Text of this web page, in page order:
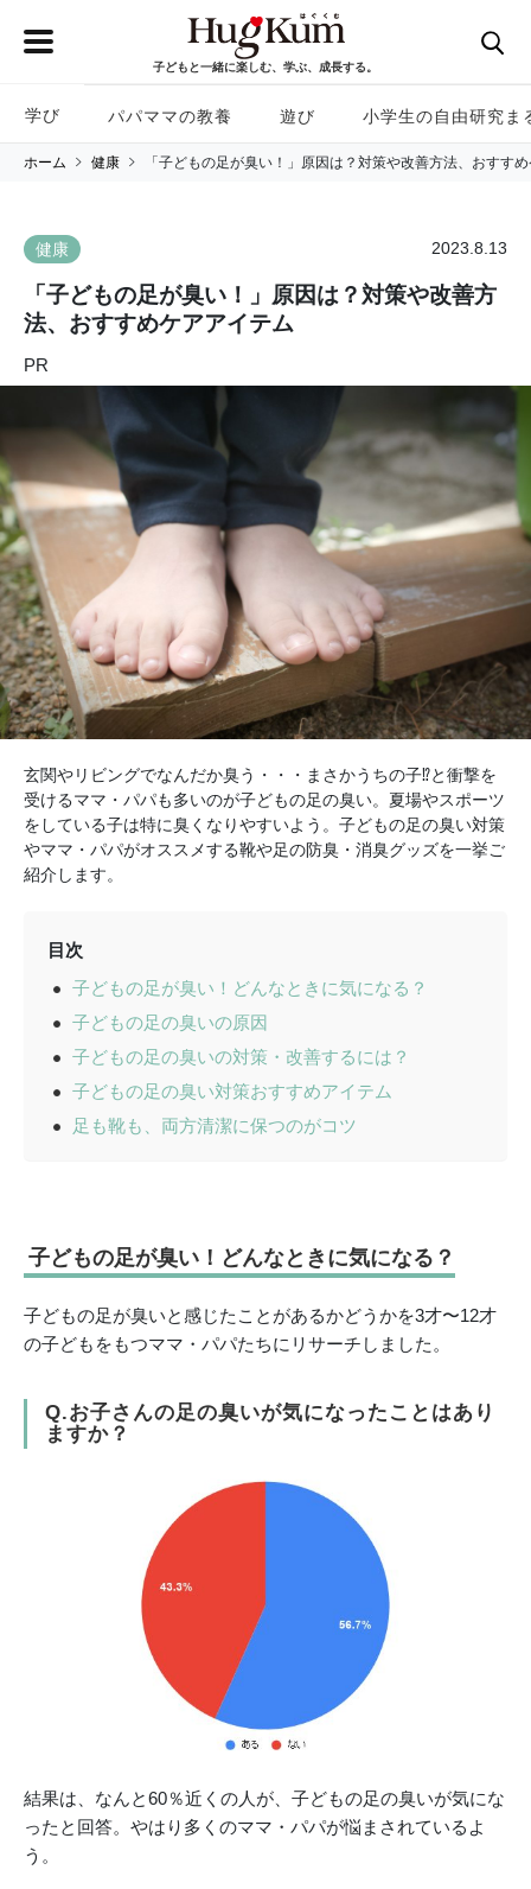
子どもと一緒に楽しむ、学ぶ、成長する。
学び パパママの教養 遊び 小学生の自由研究ま
ホーム 健康 「子どもの足が臭い！」原因は？対策や改善方法、おすす
健康 2023.8.13
「子どもの足が臭い！」原因は？対策や改善方
法、おすすめケアアイテム
PR
玄関やリビングでなんだか臭う・・・まさかうちの子⁉と衝撃を
受けるママ・パパも多いのが子どもの足の臭い。夏場やスポーツ
をしている子は特に臭くなりやすいよう。子どもの足の臭い対策
やママ・パパがオススメする靴や足の防臭・消臭グッズを一挙ご
紹介します。
目次
子どもの足が臭い！どんなときに気になる？
子どもの足の臭いの原因
子どもの足の臭いの対策・改善するには？
子どもの足の臭い対策おすすめアイテム
足も靴も、両方清潔に保つのがコツ
子どもの足が臭い！どんなときに気になる？
子どもの足が臭いと感じたことがあるかどうかを3才〜12才
の子どもをもつママ・パパたちにリサーチしました。
Q.お子さんの足の臭いが気になったことはあり
ますか？
結果は、なんと60％近くの人が、子どもの足の臭いが気にな
ったと回答。やはり多くのママ・パパが悩まされているよ
う。